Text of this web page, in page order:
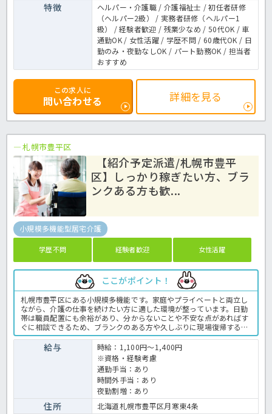
特徴
ヘルパー・介護職 / 介護福祉士 / 初任者研修
（ヘルパー2級） / 実務者研修（ヘルパー1
級） / 経験者歓迎 / 残業少なめ / 50代OK / 車
通勤OK / 女性活躍 / 学歴不問 / 60歳代OK / 日
勤のみ・夜勤なしOK / パート勤務OK / 担当者
おすすめ
この求人に
問い合わせる 詳細を見る
札幌市豊平区
【紹介予定派遣/札幌市豊平
区】しっかり稼ぎたい方、ブラ
ンクある方も歓...
小規模多機能型居宅介護
学歴不問 経験者歓迎 女性活躍
ここがポイント！
札幌市豊平区にある小規模多機能です。家庭やプライベートと両立し
ながら、介護の仕事を続けたい方に適した環境が整っています。日勤
帯は職員配置にも余裕があり、分からないことや不安な点があればす
ぐに相談できるため、ブランクのある方や久しぶりに現場復帰する方
でも安心して勤務できます。業務内容も明確で、利用者様一人ひとり
と丁寧に関われるケアを大切にしています。また、派遣勤務の方もチ
ームの一員として尊重され、無理なシフト調整や急な業務の押し付け
がない点も魅力です。少しでもご興味ある方はお気軽にほっ介護まで
お問合せください！ 小規模多機能での介護業務全般です。＜介護職
紹介予定派遣 小規模多機能の求人＞
給与
時給：1,100円～1,400円
※資格・経験考慮
通勤手当：あり
時間外手当：あり
夜勤割増：あり
住所 北海道札幌市豊平区月寒東4条